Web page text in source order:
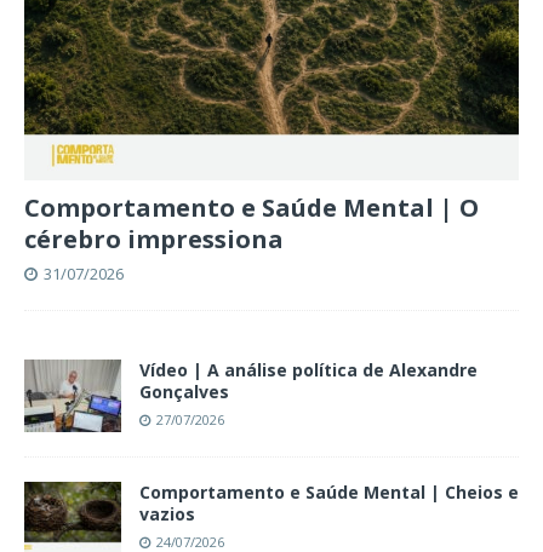
Comportamento e Saúde Mental | O
cérebro impressiona
31/07/2026
Vídeo | A análise política de Alexandre
Gonçalves
27/07/2026
Comportamento e Saúde Mental | Cheios e
vazios
24/07/2026